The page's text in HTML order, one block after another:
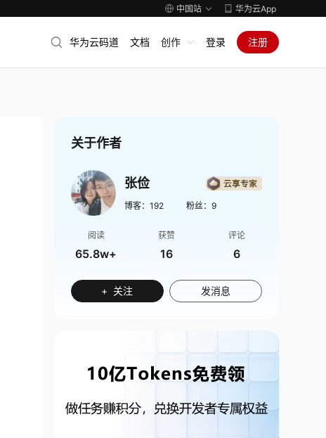
中国站 华为云App
华为云码道 文档 创作 登录 注册
关于作者
张俭
博客： 192 粉丝： 9
阅读
65.8w+
获赞
16
评论
6
+ 关注 发消息